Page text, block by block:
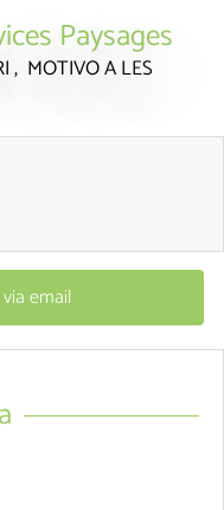
Paysages
, MOTIVOA LES
email